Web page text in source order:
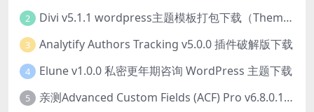
2 Divi v5.1.1 wordpress主题模板打包下载（Theme + Builder+ Extra Theme + Templates + Layouts + PSD）
3 Analytify Authors Tracking v5.0.0 插件破解版下载
4 Elune v1.0.0 私密更年期咨询 WordPress 主题下载
5 亲测Advanced Custom Fields (ACF) Pro v6.8.0.1 + Advanced Custom Fields: Extended PRO v0.9.2.3 | 网站开发自定义字段插件下载